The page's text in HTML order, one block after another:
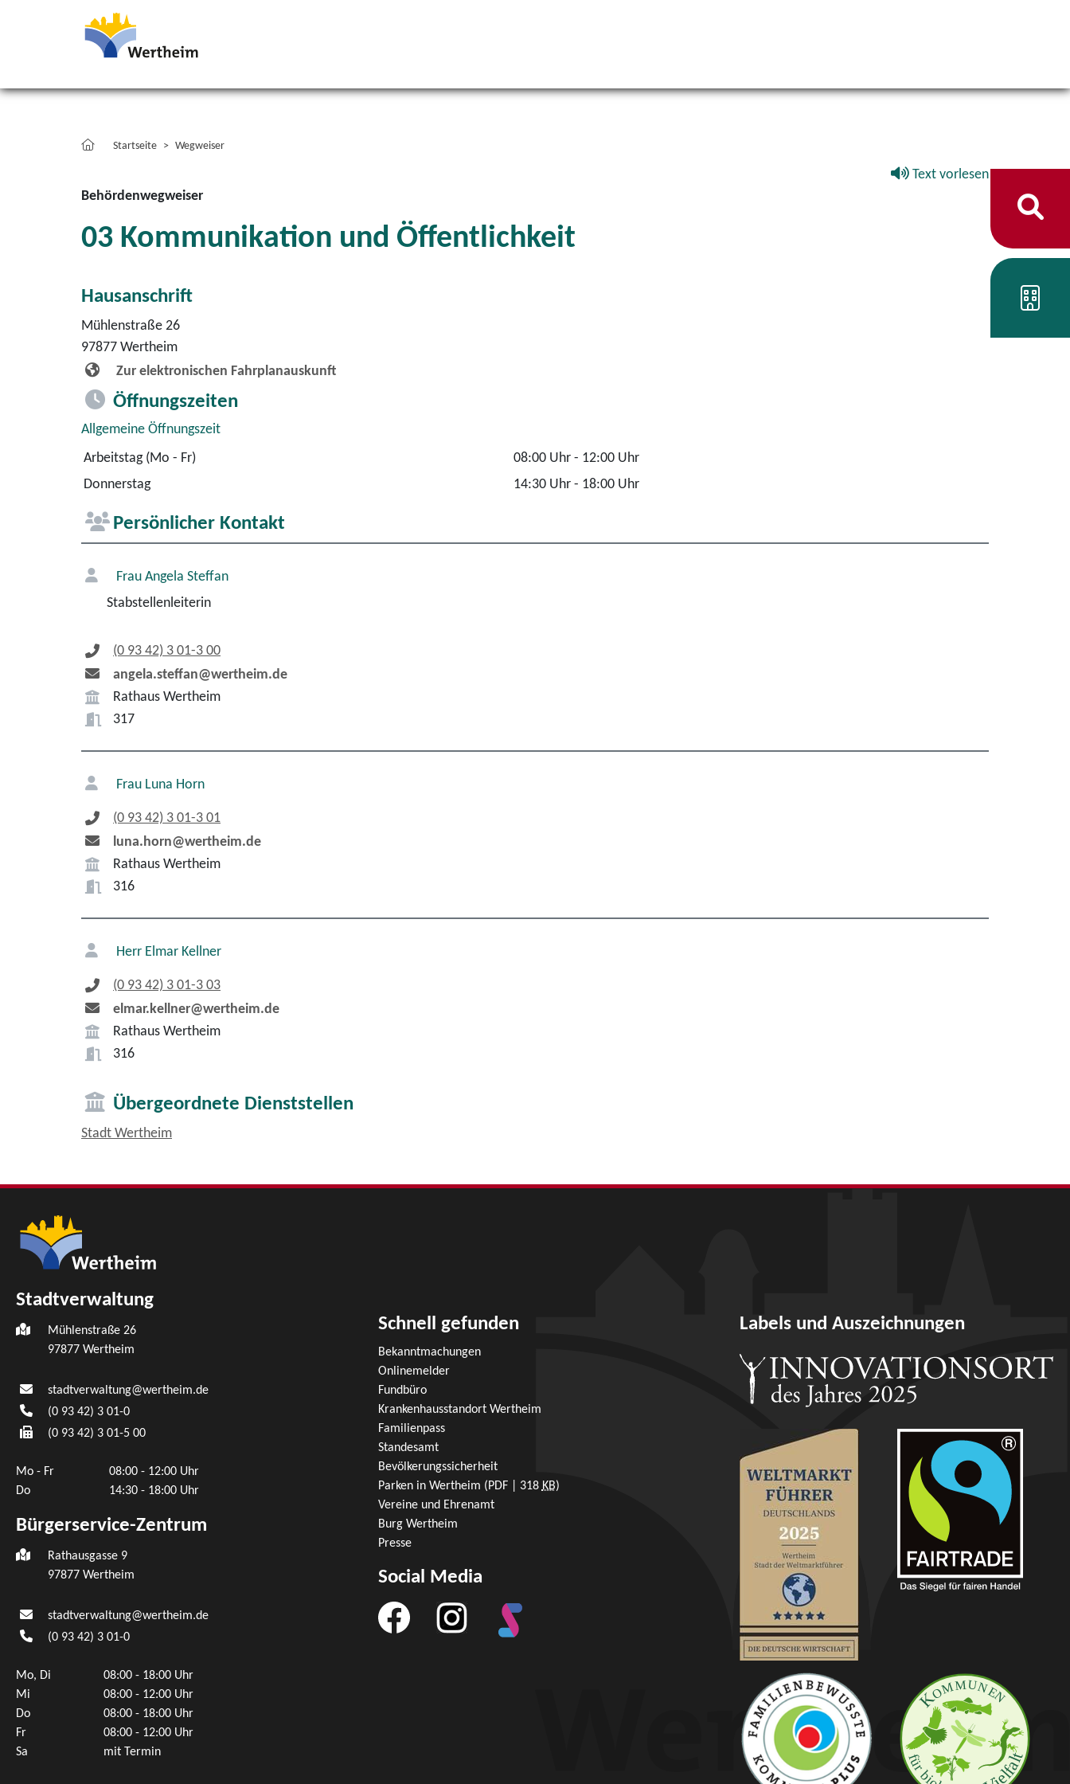
Startseite Wegweiser
Text vorlesen
Behördenwegweiser
03 Kommunikation und Öffentlichkeit
Hausanschrift
Mühlenstraße 26
97877 Wertheim
Zur elektronischen Fahrplanauskunft
Öffnungszeiten
Allgemeine Öffnungszeit
Arbeitstag (Mo - Fr)
08:00 Uhr - 12:00 Uhr
Donnerstag
14:30 Uhr - 18:00 Uhr
Persönlicher Kontakt
Frau Angela Steffan
Stabstellenleiterin
(0 93 42) 3 01-3 00
angela.steffan@wertheim.de
Rathaus Wertheim
317
Frau Luna Horn
(0 93 42) 3 01-3 01
luna.horn@wertheim.de
Rathaus Wertheim
316
Herr Elmar Kellner
(0 93 42) 3 01-3 03
elmar.kellner@wertheim.de
Rathaus Wertheim
316
Übergeordnete Dienststellen
Stadt Wertheim
Stadtverwaltung
Mühlenstraße 26
97877 Wertheim
stadtverwaltung@wertheim.de
(0 93 42) 3 01-0
(0 93 42) 3 01-5 00
Mo - Fr
08:00 - 12:00 Uhr
Do
14:30 - 18:00 Uhr
Bürgerservice-Zentrum
Rathausgasse 9
97877 Wertheim
stadtverwaltung@wertheim.de
(0 93 42) 3 01-0
Mo, Di
08:00 - 18:00 Uhr
Mi
08:00 - 12:00 Uhr
Do
08:00 - 18:00 Uhr
Fr
08:00 - 12:00 Uhr
Sa
mit Termin
Schnell gefunden
Bekanntmachungen
Onlinemelder
Fundbüro
Krankenhausstandort Wertheim
Familienpass
Standesamt
Bevölkerungssicherheit
Parken in Wertheim (PDF | 318KB)
Vereine und Ehrenamt
Burg Wertheim
Presse
Social Media
Labels und Auszeichnungen